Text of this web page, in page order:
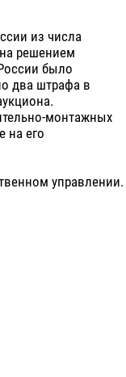
из числа
решением
было
два штрафа в
монтажных
на его
управлении.